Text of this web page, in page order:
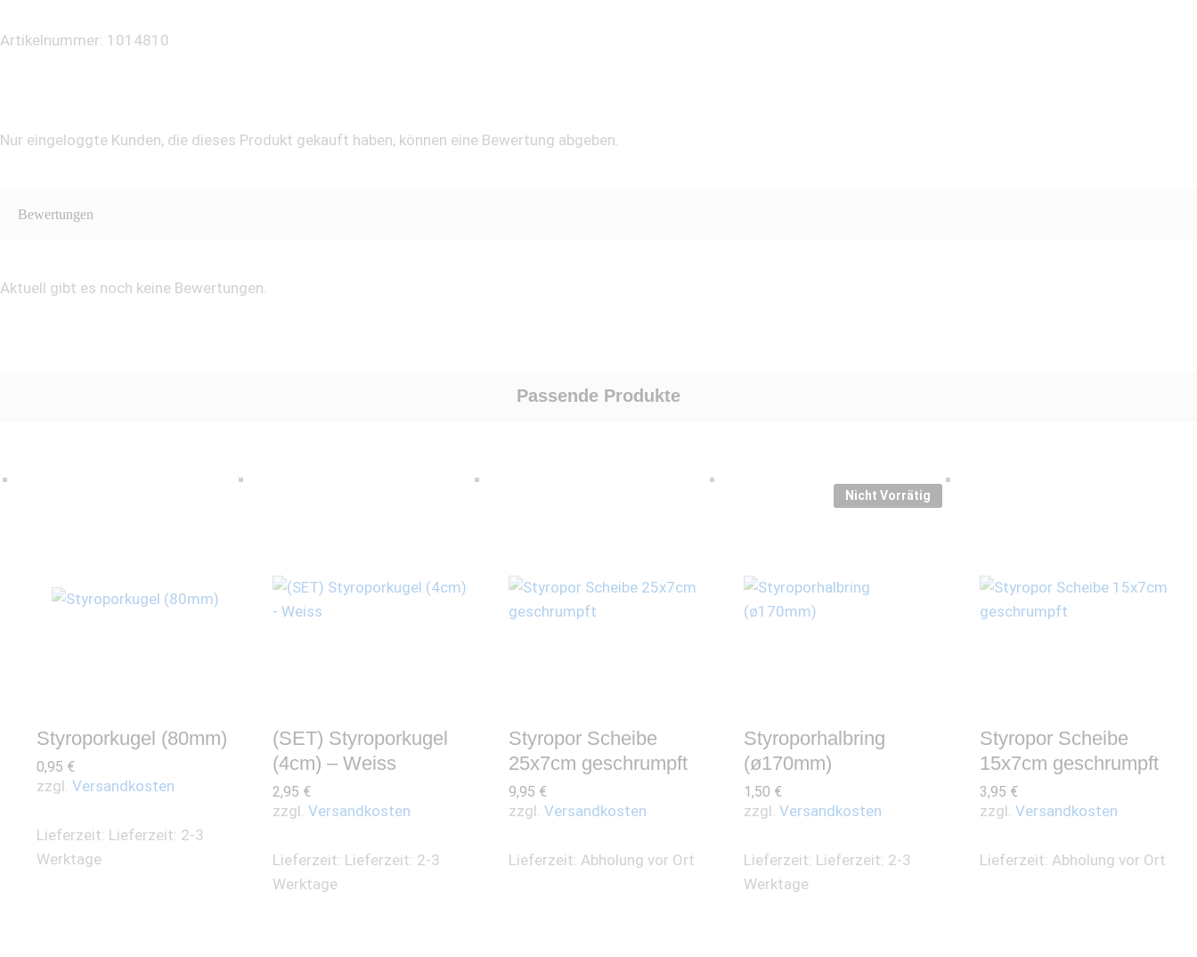
Artikelnummer: 1014810
Nur eingeloggte Kunden, die dieses Produkt gekauft haben, können eine Bewertung abgeben.
Bewertungen
Aktuell gibt es noch keine Bewertungen.
Passende Produkte
Styroporkugel (80mm)
0,95 €
zzgl. Versandkosten
Lieferzeit: Lieferzeit: 2-3
Werktage
(SET) Styroporkugel
(4cm) – Weiss
2,95 €
zzgl. Versandkosten
Lieferzeit: Lieferzeit: 2-3
Werktage
Styropor Scheibe
25x7cm geschrumpft
9,95 €
zzgl. Versandkosten
Lieferzeit: Abholung vor Ort
Nicht Vorrätig
Styroporhalbring
(ø170mm)
1,50 €
zzgl.Versandkosten
Lieferzeit: Lieferzeit: 2-3
Werktage
Styropor Scheibe
15x7cm geschrumpft
3,95 €
zzgl.Versandkosten
Lieferzeit:Abholung vor Ort